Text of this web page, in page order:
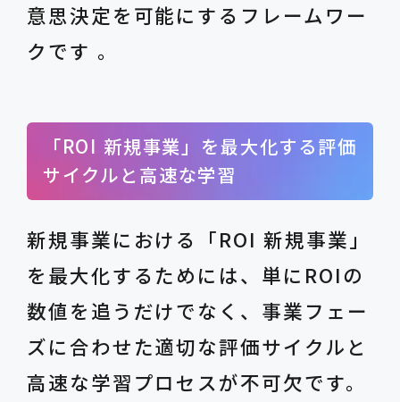
意思決定を可能にするフレームワー
クです 。
「ROI 新規事業」を最大化する評価
サイクルと高速な学習
新規事業における「ROI 新規事業」
を最大化するためには、単にROIの
数値を追うだけでなく、事業フェー
ズに合わせた適切な評価サイクルと
高速な学習プロセスが不可欠です。